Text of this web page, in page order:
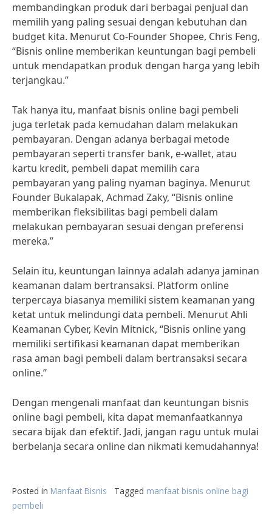
membandingkan produk dari berbagai penjual dan
memilih yang paling sesuai dengan kebutuhan dan
budget kita. Menurut Co-Founder Shopee, Chris Feng,
“Bisnis online memberikan keuntungan bagi pembeli
untuk mendapatkan produk dengan harga yang lebih
terjangkau.”
Tak hanya itu, manfaat bisnis online bagi pembeli
juga terletak pada kemudahan dalam melakukan
pembayaran. Dengan adanya berbagai metode
pembayaran seperti transfer bank, e-wallet, atau
kartu kredit, pembeli dapat memilih cara
pembayaran yang paling nyaman baginya. Menurut
Founder Bukalapak, Achmad Zaky, “Bisnis online
memberikan fleksibilitas bagi pembeli dalam
melakukan pembayaran sesuai dengan preferensi
mereka.”
Selain itu, keuntungan lainnya adalah adanya jaminan
keamanan dalam bertransaksi. Platform online
terpercaya biasanya memiliki sistem keamanan yang
ketat untuk melindungi data pembeli. Menurut Ahli
Keamanan Cyber, Kevin Mitnick, “Bisnis online yang
memiliki sertifikasi keamanan dapat memberikan
rasa aman bagi pembeli dalam bertransaksi secara
online.”
Dengan mengenali manfaat dan keuntungan bisnis
online bagi pembeli, kita dapat memanfaatkannya
secara bijak dan efektif. Jadi, jangan ragu untuk mulai
berbelanja secara online dan nikmati kemudahannya!
Posted in Manfaat Bisnis Tagged manfaat bisnis online bagi
pembeli